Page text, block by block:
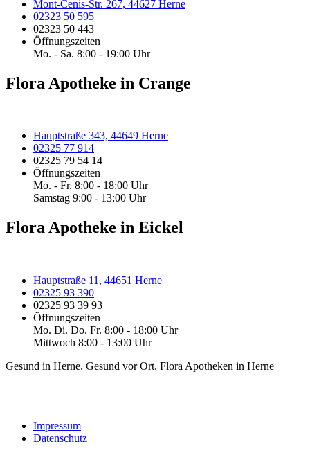
Mont-Cenis-Str. 267, 44627 Herne
02323 50 595
02323 50 443
Öffnungszeiten
Mo. - Sa. 8:00 - 19:00 Uhr
Flora Apotheke in Crange
Hauptstraße 343, 44649 Herne
02325 77 914
02325 79 54 14
Öffnungszeiten
Mo. - Fr. 8:00 - 18:00 Uhr
Samstag 9:00 - 13:00 Uhr
Flora Apotheke in Eickel
Hauptstraße 11, 44651 Herne
02325 93 390
02325 93 39 93
Öffnungszeiten
Mo. Di. Do. Fr. 8:00 - 18:00 Uhr
Mittwoch 8:00 - 13:00 Uhr
Gesund in Herne. Gesund vor Ort. Flora Apotheken in Herne
Impressum
Datenschutz